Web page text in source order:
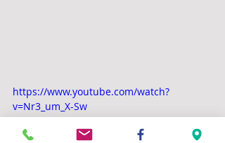
https://www.youtube.com/watch?
v=Nr3_um_X-Sw